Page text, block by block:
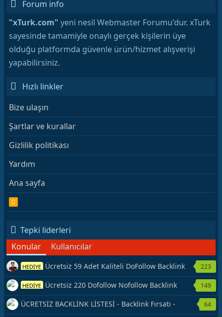
Forum info
"xTurk.com" yeni nesil Webmaster Forumu'dur. xTurk
sayesinde tamamiyle onaylı gerçek kişilerin üye
olduğu platformda güvenle ürün/hizmet alışverişi
yapabilirsiniz.
Hızlı linkler
Bize ulaşın
Şartlar ve kurallar
Gizlilik politikası
Yardım
Ana sayfa
S
Tepki liderleri
Konular
Kullanıcılar
HEDİYE Ücretsiz 59 Adet Kaliteli DoFollow Backlink
Kaynağı Veriyorum.
223
HEDİYE Ücretsiz 220 Dofollow Nofollow Backlink
Veriyorum
149
ÜCRETSİZ BACKLİNK LİSTESİ - Backlink Fırsatı -
64